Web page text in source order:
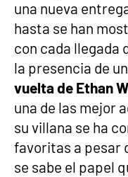
una nueva
hasta se han
con cada llegada
la presencia de
vuelta de Ethan
una de las mejor
su villana se ha
favoritas a pesar
se sabe el papel